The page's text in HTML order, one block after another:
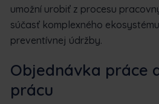
umožní urobiť z procesu
súčasť komplexného
preventívnej údržby.
Objednávka práce
prácu